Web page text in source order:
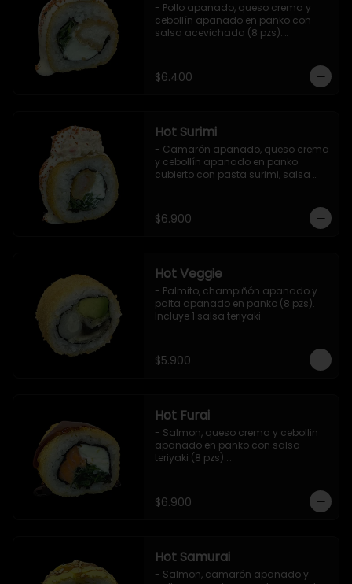
- Pollo apanado, queso crema y
cebollín apanado en panko con
salsa acevichada (8 pzs).
$6.400
Hot Surimi
- Camarón apanado, queso crema
y cebollín apanado en panko
cubierto con pasta surimi, salsa
$6.900
Hot Veggie
- Palmito, champiñón apanado y
palta apanado en panko (8 pzs).
Incluye 1 salsa teriyaki.
$5.900
Hot Furai
- Salmon, queso crema y cebollin
apanado en panko con salsa
teriyaki (8 pzs).
$6.900
Hot Samurai
- Salmon, camarón apanado y